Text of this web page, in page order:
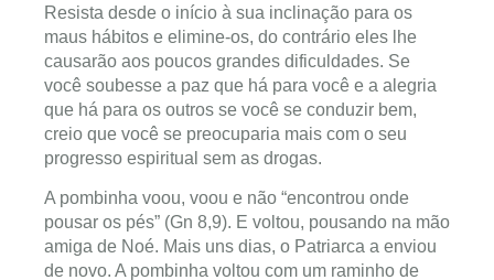
Resista desde o início à sua inclinação para os
maus hábitos e elimine-os, do contrário eles lhe
causarão aos poucos grandes dificuldades. Se
você soubesse a paz que há para você e a alegria
que há para os outros se você se conduzir bem,
creio que você se preocuparia mais com o seu
progresso espiritual sem as drogas.
A pombinha voou, voou e não “encontrou onde
pousar os pés” (Gn 8,9). E voltou, pousando na mão
amiga de Noé. Mais uns dias, o Patriarca a enviou
de novo. A pombinha voltou com um raminho de